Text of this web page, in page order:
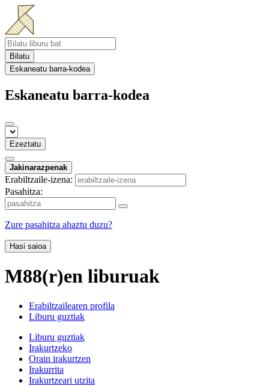
Bilatu
Eskaneatu barra-kodea
Eskaneatu barra-kodea
Ezeztatu
Jakinarazpenak
Erabiltzaile-izena:
Pasahitza:
Zure pasahitza ahaztu duzu?
Hasi saioa
M88(r)en liburuak
Erabiltzailearen profila
Liburu guztiak
Liburu guztiak
Irakurtzeko
Orain irakurtzen
Irakurrita
Irakurtzeari utzita